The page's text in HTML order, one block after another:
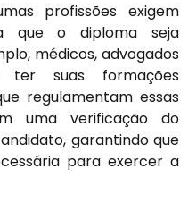
profissões exigem
que o diploma seja
médicos, advogados
ter suas formações
regulamentam essas
uma verificação do
garantindo que
para exercer a